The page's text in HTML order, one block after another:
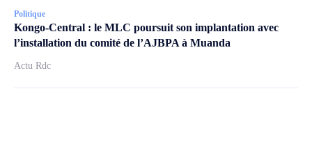
Politique
Kongo-Central : le MLC poursuit son implantation avec
l’installation du comité de l’AJBPA à Muanda
Actu Rdc